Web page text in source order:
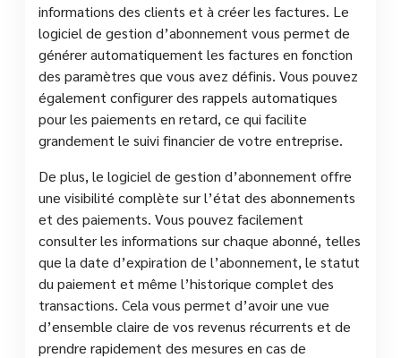
informations des clients et à créer les factures. Le
logiciel de gestion d’abonnement vous permet de
générer automatiquement les factures en fonction
des paramètres que vous avez définis. Vous pouvez
également configurer des rappels automatiques
pour les paiements en retard, ce qui facilite
grandement le suivi financier de votre entreprise.
De plus, le logiciel de gestion d’abonnement offre
une visibilité complète sur l’état des abonnements
et des paiements. Vous pouvez facilement
consulter les informations sur chaque abonné, telles
que la date d’expiration de l’abonnement, le statut
du paiement et même l’historique complet des
transactions. Cela vous permet d’avoir une vue
d’ensemble claire de vos revenus récurrents et de
prendre rapidement des mesures en cas de